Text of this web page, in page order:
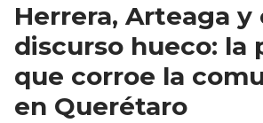
Herrera, Arteaga y
discurso hueco: la
que corroe la
en Querétaro